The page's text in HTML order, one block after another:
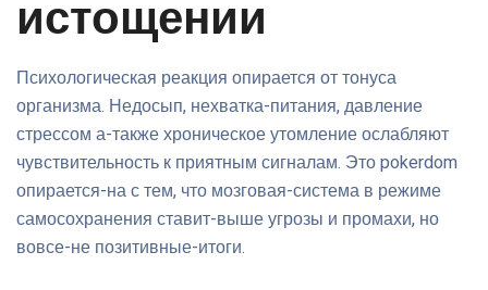
истощении
Психологическая реакция опирается от тонуса
организма. Недосып, нехватка-питания, давление
стрессом а-также хроническое утомление ослабляют
чувствительность к приятным сигналам. Это pokerdom
опирается-на с тем, что мозговая-система в режиме
самосохранения ставит-выше угрозы и промахи, но
вовсе-не позитивные-итоги.